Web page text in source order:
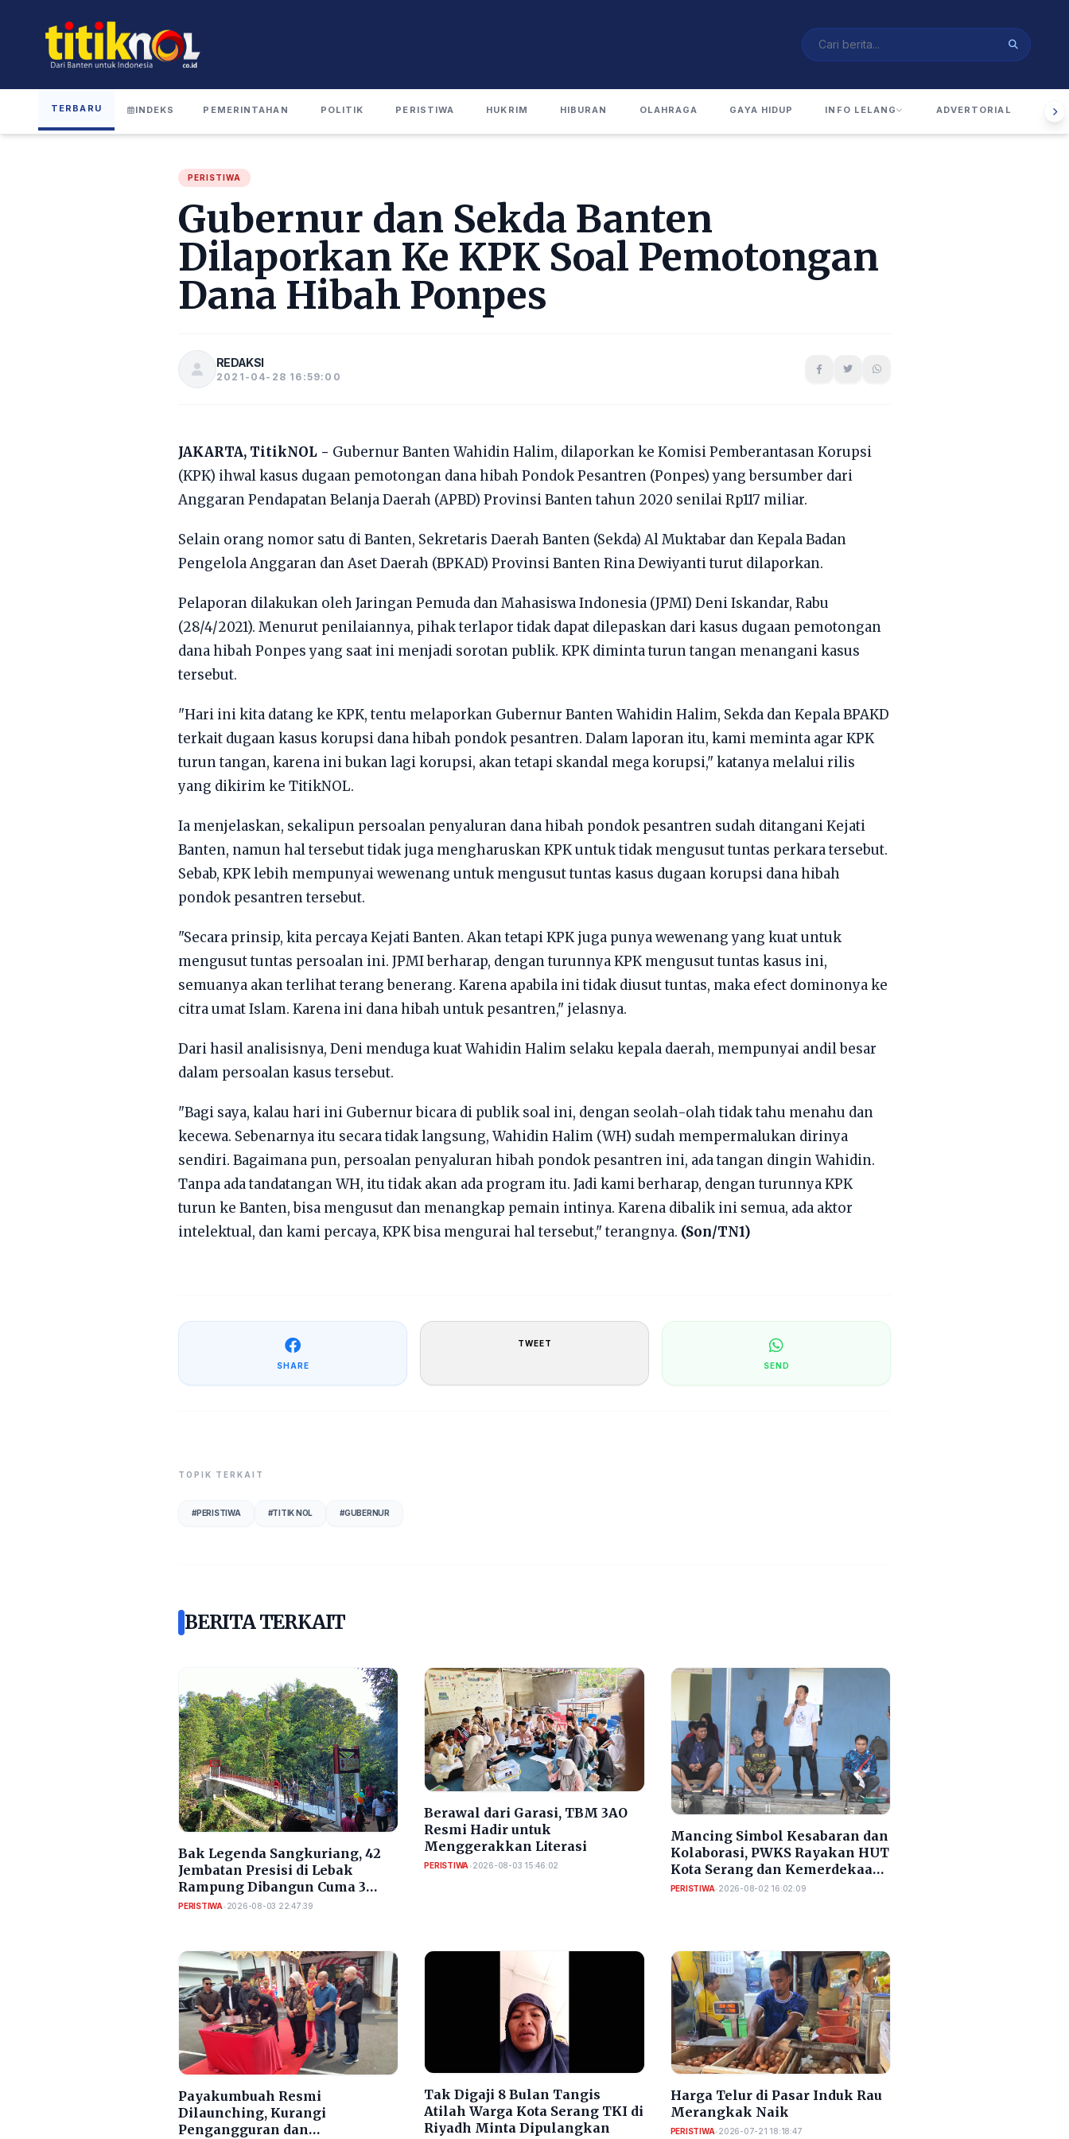
TERBARU INDEKS PEMERINTAHAN POLITIK PERISTIWA HUKRIM HIBURAN OLAHRAGA GAYA HIDUP INFO LELANG ADVERTORIAL
PERISTIWA
Gubernur dan Sekda Banten
Dilaporkan Ke KPK Soal Pemotongan
Dana Hibah Ponpes
REDAKSI
2021-04-28 16:59:00
JAKARTA, TitikNOL - Gubernur Banten Wahidin Halim, dilaporkan ke Komisi Pemberantasan Korupsi
(KPK) ihwal kasus dugaan pemotongan dana hibah Pondok Pesantren (Ponpes) yang bersumber dari
Anggaran Pendapatan Belanja Daerah (APBD) Provinsi Banten tahun 2020 senilai Rp117 miliar.
Selain orang nomor satu di Banten, Sekretaris Daerah Banten (Sekda) Al Muktabar dan Kepala Badan
Pengelola Anggaran dan Aset Daerah (BPKAD) Provinsi Banten Rina Dewiyanti turut dilaporkan.
Pelaporan dilakukan oleh Jaringan Pemuda dan Mahasiswa Indonesia (JPMI) Deni Iskandar, Rabu
(28/4/2021). Menurut penilaiannya, pihak terlapor tidak dapat dilepaskan dari kasus dugaan pemotongan
dana hibah Ponpes yang saat ini menjadi sorotan publik. KPK diminta turun tangan menangani kasus
tersebut.
"Hari ini kita datang ke KPK, tentu melaporkan Gubernur Banten Wahidin Halim, Sekda dan Kepala BPAKD
terkait dugaan kasus korupsi dana hibah pondok pesantren. Dalam laporan itu, kami meminta agar KPK
turun tangan, karena ini bukan lagi korupsi, akan tetapi skandal mega korupsi," katanya melalui rilis
yang dikirim ke TitikNOL.
Ia menjelaskan, sekalipun persoalan penyaluran dana hibah pondok pesantren sudah ditangani Kejati
Banten, namun hal tersebut tidak juga mengharuskan KPK untuk tidak mengusut tuntas perkara tersebut.
Sebab, KPK lebih mempunyai wewenang untuk mengusut tuntas kasus dugaan korupsi dana hibah
pondok pesantren tersebut.
"Secara prinsip, kita percaya Kejati Banten. Akan tetapi KPK juga punya wewenang yang kuat untuk
mengusut tuntas persoalan ini. JPMI berharap, dengan turunnya KPK mengusut tuntas kasus ini,
semuanya akan terlihat terang benerang. Karena apabila ini tidak diusut tuntas, maka efect dominonya ke
citra umat Islam. Karena ini dana hibah untuk pesantren," jelasnya.
Dari hasil analisisnya, Deni menduga kuat Wahidin Halim selaku kepala daerah, mempunyai andil besar
dalam persoalan kasus tersebut.
"Bagi saya, kalau hari ini Gubernur bicara di publik soal ini, dengan seolah-olah tidak tahu menahu dan
kecewa. Sebenarnya itu secara tidak langsung, Wahidin Halim (WH) sudah mempermalukan dirinya
sendiri. Bagaimana pun, persoalan penyaluran hibah pondok pesantren ini, ada tangan dingin Wahidin.
Tanpa ada tandatangan WH, itu tidak akan ada program itu. Jadi kami berharap, dengan turunnya KPK
turun ke Banten, bisa mengusut dan menangkap pemain intinya. Karena dibalik ini semua, ada aktor
intelektual, dan kami percaya, KPK bisa mengurai hal tersebut," terangnya. (Son/TN1)
SHARE
TWEET
SEND
TOPIK TERKAIT
#PERISTIWA #TITIK NOL #GUBERNUR
BERITA TERKAIT
Bak Legenda Sangkuriang, 42
Jembatan Presisi di Lebak
Rampung Dibangun Cuma 3
Bulan
PERISTIWA•2026-08-03 22:47:39
Berawal dari Garasi, TBM 3AO
Resmi Hadir untuk
Menggerakkan Literasi
PERISTIWA•2026-08-03 15:46:02
Mancing Simbol Kesabaran dan
Kolaborasi, PWKS Rayakan HUT
Kota Serang dan Kemerdekaan
RI
PERISTIWA•2026-08-02 16:02:09
Payakumbuah Resmi
Dilaunching, Kurangi
Pengangguran dan
​Tak Digaji 8 Bulan Tangis
Atilah Warga Kota Serang TKI di
Riyadh Minta Dipulangkan
Harga Telur di Pasar Induk Rau
Merangkak Naik
PERISTIWA•2026-07-21 18:18:47